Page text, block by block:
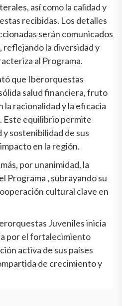
así como la calidad y
recibidas. Los detalles
serán comunicados
reflejando la diversidad y
al Programa.
que Iberorquestas
salud financiera, fruto
la racionalidad y la eficacia
Este equilibrio permite
sostenibilidad de sus
en la región.
por unanimidad, la
Programa , subrayando su
cultural clave en
Juveniles inicia
por el fortalecimiento
activa de sus países
de crecimiento y